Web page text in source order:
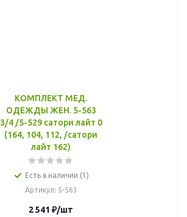
КОМПЛЕКТ МЕД.
ОДЕЖДЫ ЖЕН. 5-563
3/4 /5-529 сатори лайт 0
(164, 104, 112, /сатори
лайт 162)
Есть в наличии (1)
Артикул: 5-563
2 541 ₽/шт